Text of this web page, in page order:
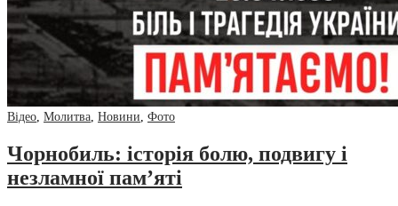
Відео Молитва Новини Фото
Чорнобиль: історія болю, подвигу і
незламної пам’яті